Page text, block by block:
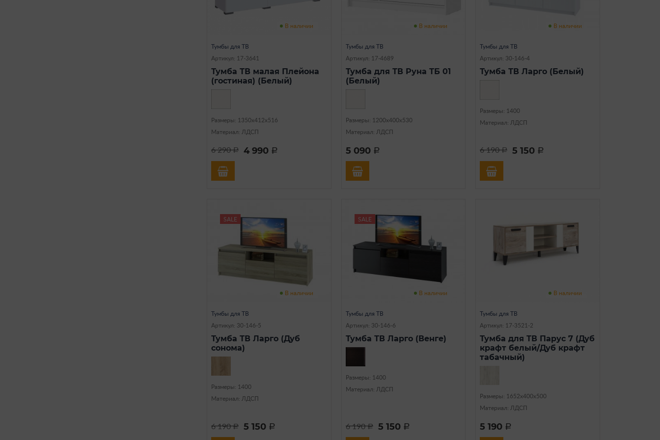
В наличии
Тумбы для ТВ
Артикул: 17-3641
Тумба ТВ малая Плейона
(гостиная) (Белый)
Размеры: 1350х412х516
Материал: ЛДСП
6 290a 4 990 a
В наличии
Тумбы для ТВ
Артикул: 17-4689
Тумба для ТВ Руна ТБ 01
(Белый)
Размеры: 1200х400х530
Материал: ЛДСП
5 090 a
В наличии
Тумбы для ТВ
Артикул: 30-146-4
Тумба ТВ Ларго (Белый)
Размеры: 1400
Материал: ЛДСП
6 190a 5 150 a
SALE
В наличии
Тумбы для ТВ
Артикул: 30-146-5
Тумба ТВ Ларго (Дуб
сонома)
Размеры: 1400
Материал: ЛДСП
6 190a 5 150 a
SALE
В наличии
Тумбы для ТВ
Артикул: 30-146-6
Тумба ТВ Ларго (Венге)
Размеры: 1400
Материал: ЛДСП
6 190a 5 150 a
В наличии
Тумбы для ТВ
Артикул: 17-3521-2
Тумба для ТВ Парус 7 (Дуб
крафт белый/Дуб крафт
табачный)
Размеры: 1652х400х500
Материал: ЛДСП
5 190 a